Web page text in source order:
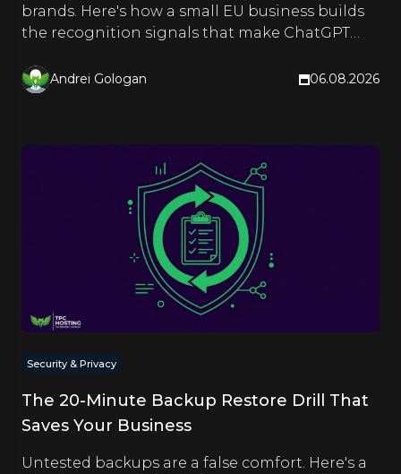
brands. Here's how a small EU business builds
the recognition signals that make ChatGPT
Andrei Gologan 06.08.2026
Security & Privacy
The 20-Minute Backup Restore Drill That
Saves Your Business
Untested backups are a false comfort. Here's a